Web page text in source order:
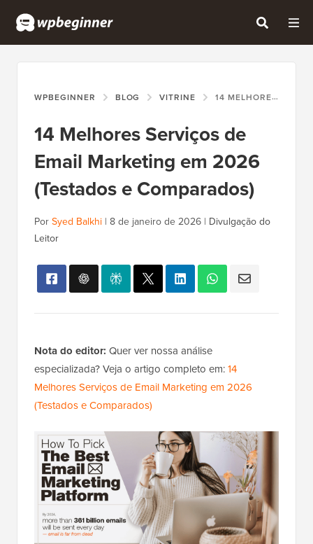
WPBEGINNER BLOG VITRINE 14 MELHORES SERVIÇOS DE EMAIL MARKETING EM 2026 (TESTADOS E COMPARADOS)
14 Melhores Serviços de
Email Marketing em 2026
(Testados e Comparados)
PorSyed Balkhi | 8 de janeiro de 2026 | Divulgação do
Leitor
Nota do editor: Quer ver nossa análise
especializada? Veja o artigo completo em:14
Melhores Serviços de Email Marketing em 2026
(Testados e Comparados)